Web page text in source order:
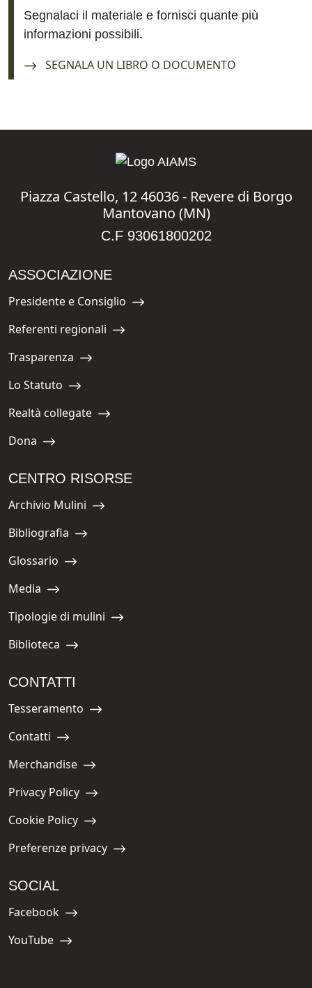
Segnalaci il materiale e fornisci quante più
informazioni possibili.
Navigate to:
SEGNALA UN LIBRO O DOCUMENTO
Piazza Castello, 12 46036 - Revere di Borgo
Mantovano (MN)
C.F 93061800202
ASSOCIAZIONE
Navigate to:
Presidente e Consiglio
Navigate to:
Referenti regionali
Navigate to:
Trasparenza
Navigate to:
Lo Statuto
Navigate to:
Realtà collegate
Navigate to:
Dona
CENTRO RISORSE
Navigate to:
Archivio Mulini
Navigate to:
Bibliografia
Navigate to:
Glossario
Navigate to:
Media
Navigate to:
Tipologie di mulini
Navigate to:
Biblioteca
CONTATTI
Navigate to:
Tesseramento
Navigate to:
Contatti
Navigate to:
Merchandise
Navigate to:
Privacy Policy
Navigate to:
Cookie Policy
Navigate to:
Preferenze privacy
SOCIAL
Navigate to:
Facebook
Navigate to:
YouTube